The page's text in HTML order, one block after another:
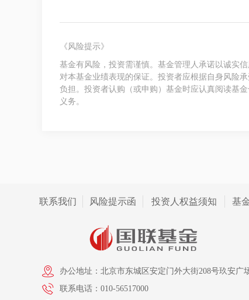
《风险提示》
基金有风险，投资需谨慎。基金管理人承诺以诚实
对本基金业绩表现的保证。投资者应根据自身风险
负担。投资者认购（或申购）基金时应认真阅读基
义务。
联系我们 风险提示函 投资人权益须知 基
办公地址：北京市东城区安定门外大街208号玖安广
联系电话：010-56517000